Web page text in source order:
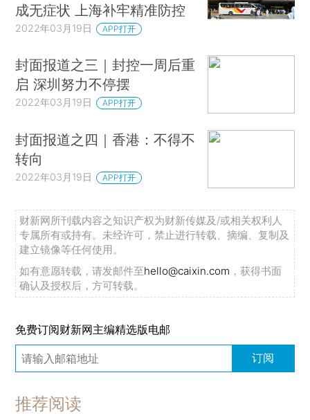
成无症状 上海补牢精准防控
2022年03月19日 APP打开
封面报道之三｜封控一周后重
启 深圳努力不停摆
2022年03月19日 APP打开
封面报道之四｜香港：不得不
转向
2022年03月19日 APP打开
财新网所刊载内容之知识产权为财新传媒及/或相关权利人
专属所有或持有。未经许可，禁止进行转载、摘编、复制及
建立镜像等任何使用。
如有意愿转载，请发邮件至hello@caixin.com ，获得书面
确认及授权后，方可转载。
免费订阅财新网主编精选版电邮
订阅
推荐阅读